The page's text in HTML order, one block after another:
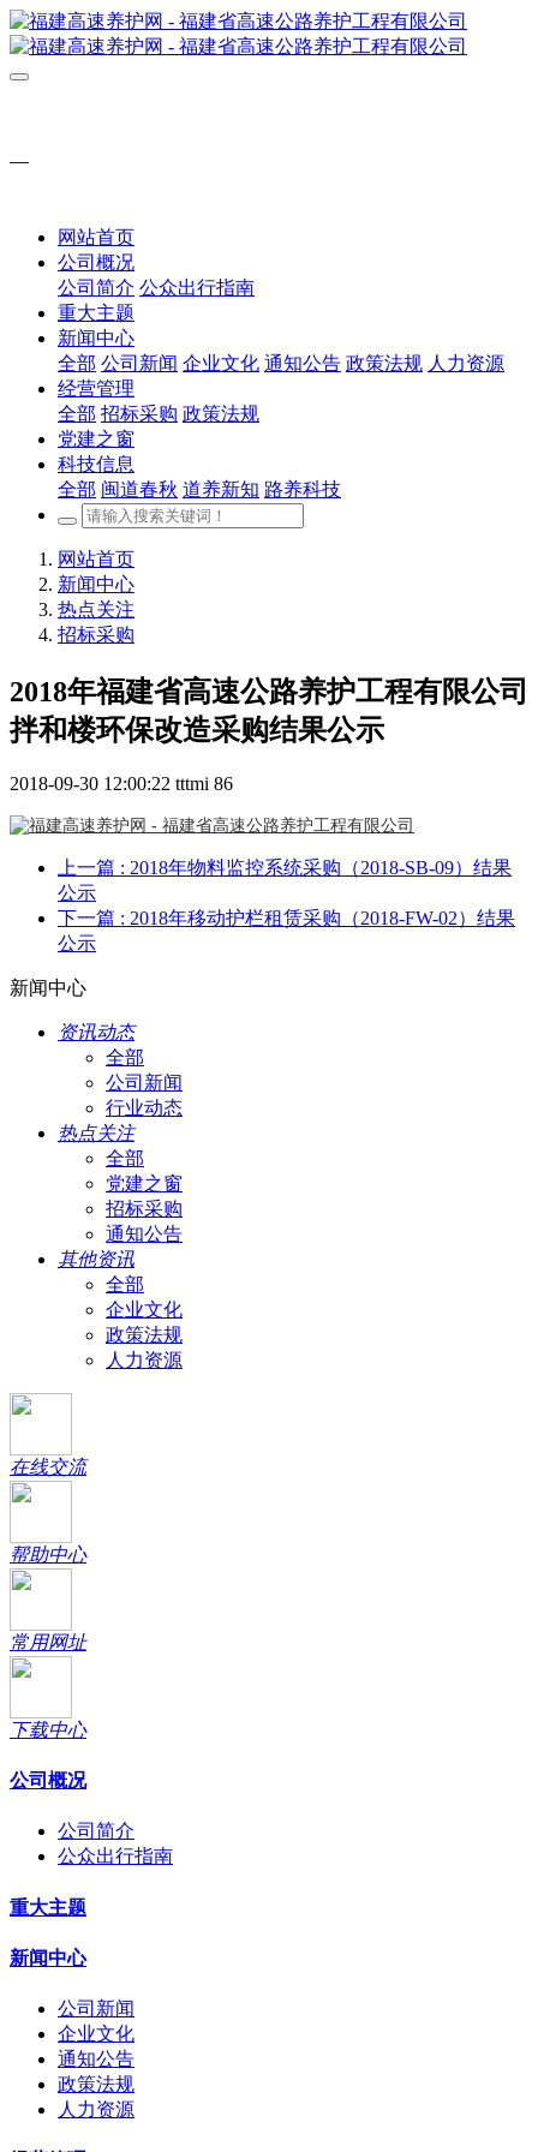
网站首页
公司概况
公司简介 公众出行指南
重大主题
新闻中心
全部 公司新闻 企业文化 通知公告 政策法规 人力资源
经营管理
全部 招标采购 政策法规
党建之窗
科技信息
全部 闽道春秋 道养新知 路养科技
网站首页
新闻中心
热点关注
招标采购
2018年福建省高速公路养护工程有限公司
拌和楼环保改造采购结果公示
2018-09-30 12:00:22 tttmi 86
上一篇 : 2018年物料监控系统采购（2018-SB-09）结果
公示
下一篇 : 2018年移动护栏租赁采购（2018-FW-02）结果
公示
新闻中心
资讯动态
全部
公司新闻
行业动态
热点关注
全部
党建之窗
招标采购
通知公告
其他资讯
全部
企业文化
政策法规
人力资源
在线交流
帮助中心
常用网址
下载中心
公司概况
公司简介
公众出行指南
重大主题
新闻中心
公司新闻
企业文化
通知公告
政策法规
人力资源